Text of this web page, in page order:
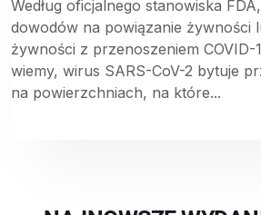
Według oficjalnego stanowiska
dowodów na powiązanie żywności
żywności z przenoszeniem COVID-
wiemy, wirus SARS-CoV-2 bytuje
na powierzchniach, na które...